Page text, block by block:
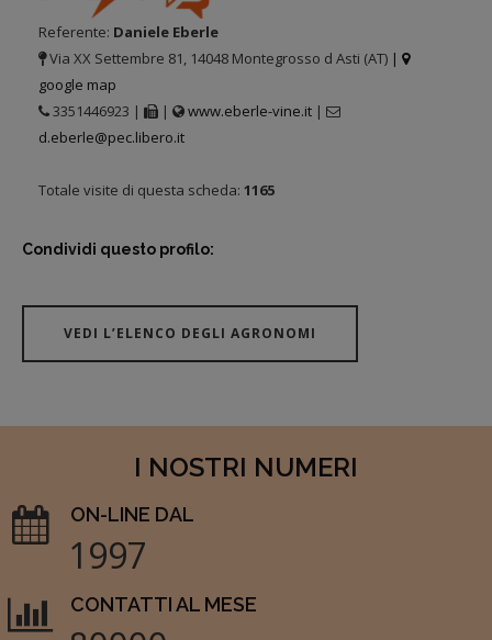
Referente: Daniele Eberle
Via XX Settembre 81, 14048 Montegrosso d Asti (AT) |
google map
3351446923 |
| www.eberle-vine.it |
d.eberle@pec.libero.it
Totale visite di questa scheda: 1165
Condividi questo profilo:
VEDI L’ELENCO DEGLI AGRONOMI
I NOSTRI NUMERI
ON-LINE DAL
1997
CONTATTI AL MESE